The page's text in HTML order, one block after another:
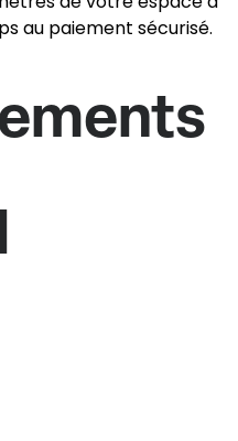
au paiement sécurisé.